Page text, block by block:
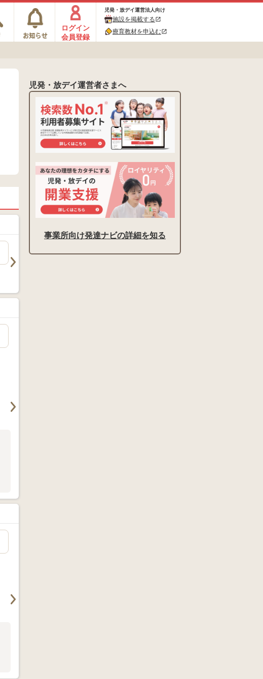
ログイン
会員登録
児発・放デイ運営法人向け
施設を掲載するopen_in_new
療育教材を申込むopen_in_new
児発・放デイ運営者さまへ
事業所向け発達ナビの詳細を知る